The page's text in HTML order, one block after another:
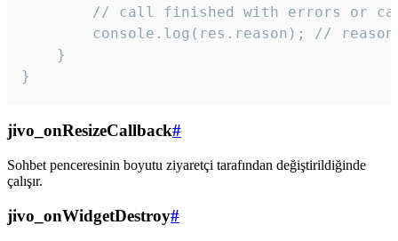
// call finished with errors or
console.log(res.reason); //
    }
}
jivo_onResizeCallback#
Sohbet penceresinin boyutu ziyaretçi tarafından değiştirildiğinde
çalışır.
jivo_onWidgetDestroy#